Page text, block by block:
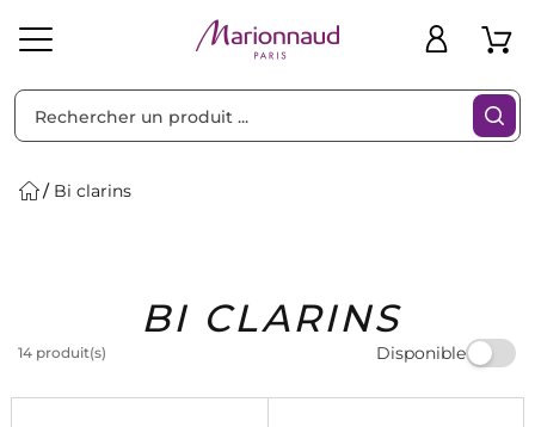
Homme Marques Idées
Cadeaux
Bi clarins
BI CLARINS
14 produit(s) Disponible
Filtres